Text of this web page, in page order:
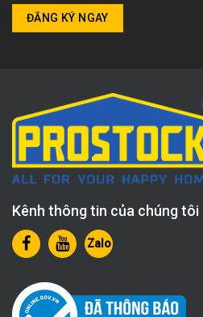
Kênh thông tin của chúng tôi
Zalo